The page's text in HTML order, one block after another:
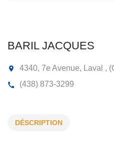
BARIL JACQUES
DÉSCRIPTION